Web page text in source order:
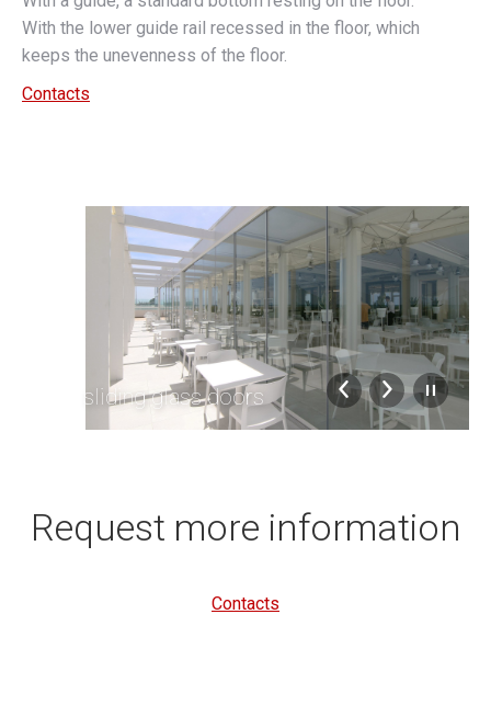
With the lower guide rail recessed in the floor, which
keeps the unevenness of the floor.
Contacts
sliding glass doors
Request more information
Contacts